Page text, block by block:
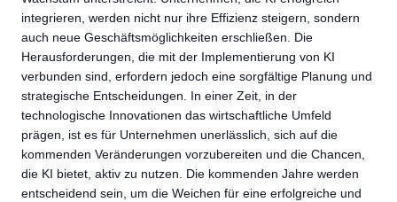
integrieren, werden nicht nur ihre Effizienz steigern, sondern
auch neue Geschäftsmöglichkeiten erschließen. Die
Herausforderungen, die mit der Implementierung von KI
verbunden sind, erfordern jedoch eine sorgfältige Planung und
strategische Entscheidungen. In einer Zeit, in der
technologische Innovationen das wirtschaftliche Umfeld
prägen, ist es für Unternehmen unerlässlich, sich auf die
kommenden Veränderungen vorzubereiten und die Chancen,
die KI bietet, aktiv zu nutzen. Die kommenden Jahre werden
entscheidend sein, um die Weichen für eine erfolgreiche und